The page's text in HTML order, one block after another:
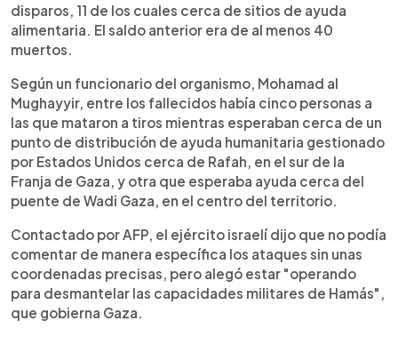
disparos, 11 de los cuales cerca de sitios de ayuda
alimentaria. El saldo anterior era de al menos 40
muertos.
Según un funcionario del organismo, Mohamad al
Mughayyir, entre los fallecidos había cinco personas a
las que mataron a tiros mientras esperaban cerca de un
punto de distribución de ayuda humanitaria gestionado
por Estados Unidos cerca de Rafah, en el sur de la
Franja de Gaza, y otra que esperaba ayuda cerca del
puente de Wadi Gaza, en el centro del territorio.
Contactado por AFP, el ejército israelí dijo que no podía
comentar de manera específica los ataques sin unas
coordenadas precisas, pero alegó estar "operando
para desmantelar las capacidades militares de Hamás",
que gobierna Gaza.